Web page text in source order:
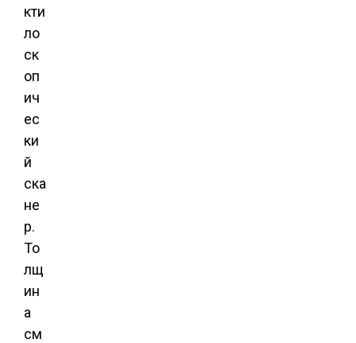
кти
ло
ск
оп
ич
ес
ки
й
ска
не
р.
То
лщ
ин
а
см